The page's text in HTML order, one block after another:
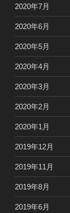
2020年7月
2020年6月
2020年5月
2020年4月
2020年3月
2020年2月
2020年1月
2019年12月
2019年11月
2019年8月
2019年6月